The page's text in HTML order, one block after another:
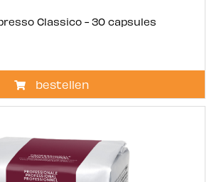
Classico - 30 capsules
bestellen